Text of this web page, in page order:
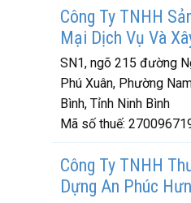
Công Ty TNHH
Mại Dịch Vụ Và
SN1, ngõ 215 đường
Phú Xuân, Phường
Bình, Tỉnh Ninh Bình
Mã số thuế:
Công Ty TNHH
Dựng An Phúc